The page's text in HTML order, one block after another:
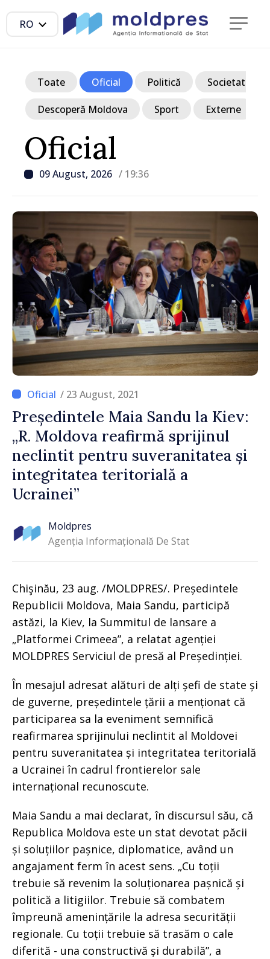
RO
Oficial
09 August, 2026 / 19:36
Toate Oficial Politică Societate
Descoperă Moldova Sport Externe
/ 23 August, 2021
Președintele Maia Sandu la Kiev:
„R. Moldova reafirmă sprijinul
neclintit pentru suveranitatea și
integritatea teritorială a
Ucrainei”
Moldpres
Agenția Informațională De Stat
Chişinău, 23 aug. /MOLDPRES/. Președintele
Republicii Moldova, Maia Sandu, participă
astăzi, la Kiev, la Summitul de lansare a
„Platformei Crimeea”, a relatat agenției
MOLDPRES Serviciul de presă al Președinției.
În mesajul adresat alături de alți șefi de state și
de guverne, președintele țării a menționat că
participarea sa la eveniment semnifică
reafirmarea sprijinului neclintit al Moldovei
pentru suveranitatea și integritatea teritorială
a Ucrainei în cadrul frontierelor sale
internațional recunoscute.
Maia Sandu a mai declarat, în discursul său, că
Republica Moldova este un stat devotat păcii
și soluțiilor pașnice, diplomatice, având un
angajament ferm în acest sens. „Cu toții
trebuie să revenim la soluționarea pașnică și
politică a litigiilor. Trebuie să combatem
împreună amenințările la adresa securității
regionale. Cu toții trebuie să trasăm o cale
diferită - una constructivă și durabilă”, a